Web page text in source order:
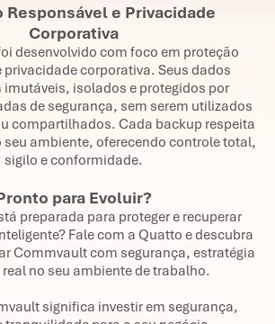
Responsável e Privacidade
Corporativa
desenvolvido com foco em proteção
privacidade corporativa. Seus dados
imutáveis, isolados e protegidos por
de segurança, sem serem utilizados
compartilhados. Cada backup respeita
seu ambiente, oferecendo controle total,
sigilo e conformidade.
para Evoluir?
preparada para proteger e recuperar
Fale com a Quatto e descubra
Commvault com segurança, estratégia
no seu ambiente de trabalho.
significa investir em segurança,